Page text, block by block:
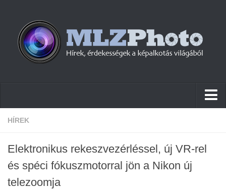
Hírek
Cikkek
Szoftver
HÍREK
Elektronikus rekeszvezérléssel, új VR-rel
és spéci fókuszmotorral jön a Nikon új
telezoomja